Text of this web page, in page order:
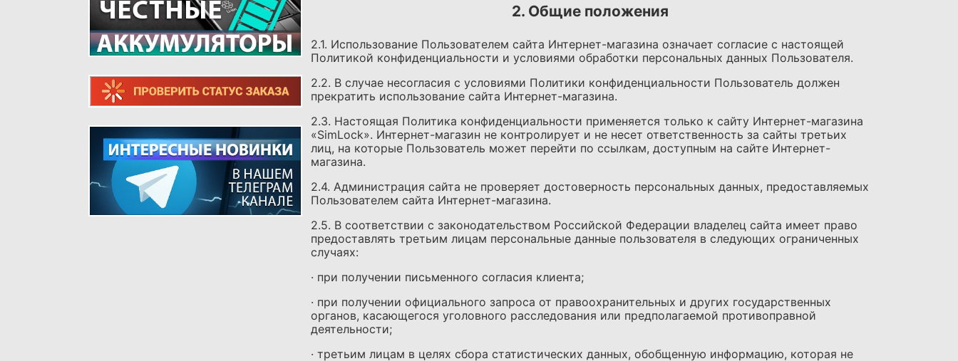
2. Общие положения
2.1. Использование Пользователем сайта Интернет-магазина означает согласие с настоящей
Политикой конфиденциальности и условиями обработки персональных данных Пользователя.
2.2. В случае несогласия с условиями Политики конфиденциальности Пользователь должен
прекратить использование сайта Интернет-магазина.
2.3. Настоящая Политика конфиденциальности применяется только к сайту Интернет-магазина
«SimLock». Интернет-магазин не контролирует и не несет ответственность за сайты третьих
лиц, на которые Пользователь может перейти по ссылкам, доступным на сайте Интернет-
магазина.
2.4. Администрация сайта не проверяет достоверность персональных данных, предоставляемых
Пользователем сайта Интернет-магазина.
2.5. В соответствии с законодательством Российской Федерации владелец сайта имеет право
предоставлять третьим лицам персональные данные пользователя в следующих ограниченных
случаях:
· при получении письменного согласия клиента;
· при получении официального запроса от правоохранительных и других государственных
органов, касающегося уголовного расследования или предполагаемой противоправной
деятельности;
· третьим лицам в целях сбора статистических данных, обобщенную информацию, которая не